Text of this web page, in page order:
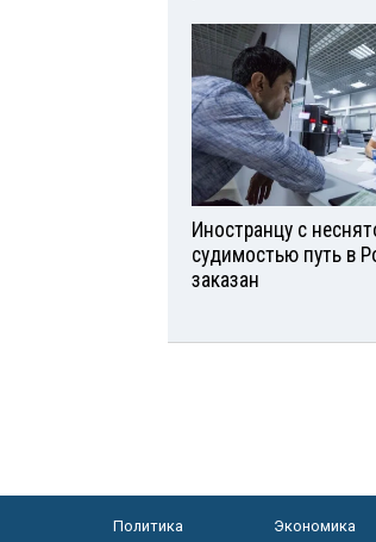
Иностранцу с
судимостью путь в
заказан
Политика Экономика